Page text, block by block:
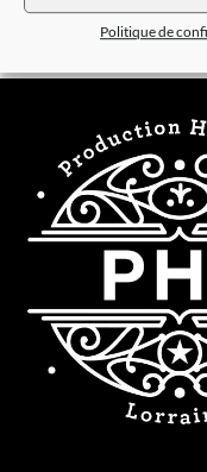
Politique de